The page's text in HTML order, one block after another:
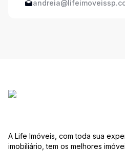
A Life Imóveis, com toda sua
imobiliário, tem os melhores